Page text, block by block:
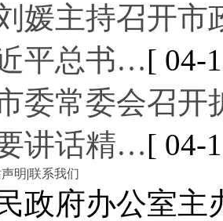
媛主持召开市
平总书…[ 04-
委常委会召开
讲话精…[ 04-
明|联系我们
政府办公室